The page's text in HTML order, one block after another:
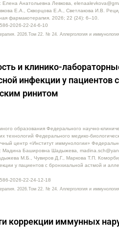
Елена Анатольевна Левкова,
Е.А., Скворцова Е.А., Светлакова И.В.
фармакотерапия. 2026; 22 (24): 6–10.
2026-22-24-6-10
2026.Том 22. № 24. Аллергология и
и клинико-
инфекции у пациентов
ринитом
образования Федерального научно-
технологий Федерального медико-
центр «Институт иммунологии»
Мадина Башировна Шадыжева,
М.Б., Чувиров Д.Г., Маркова Т.П.
у пациентов с бронхиальной астмой и
2026-22-24-12-18
2026.Том 22. № 24. Аллергология и
коррекции иммунных